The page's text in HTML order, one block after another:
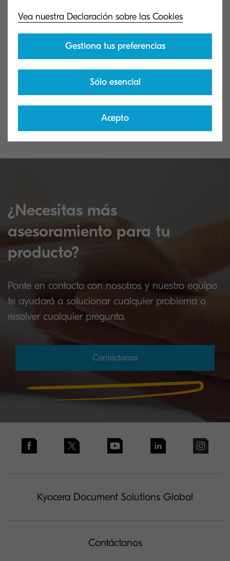
Preguntas frecuentes
Revisa las preguntas más frecuentes para
encontrar respuestas e información
Reciclaje de
programa de
¿Necesitas más
asesoramiento para tu
producto?
Ponte en contacto con nosotros y nuestro equipo
te ayudará a solucionar cualquier problema o
resolver cualquier pregunta.
Contáctanos
Kyocera Document Solutions Global
Contáctanos
Vea nuestra Declaración sobre las Cookies
Gestiona tus preferencias
Sólo esencial
Acepto